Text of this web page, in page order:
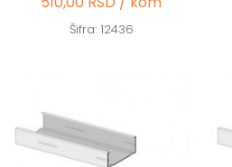
Šifra: 12436